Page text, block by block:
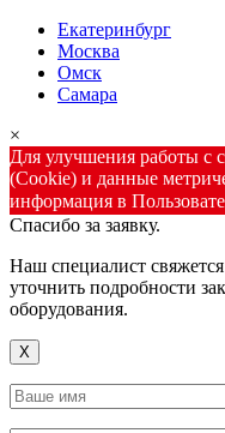
Екатеринбург
Москва
Омск
Самара
×
Для улучшения работы с
(Cookie) и данные
информация в
Спасибо за заявку.
Наш специалист
уточнить подробности
оборудования.
X